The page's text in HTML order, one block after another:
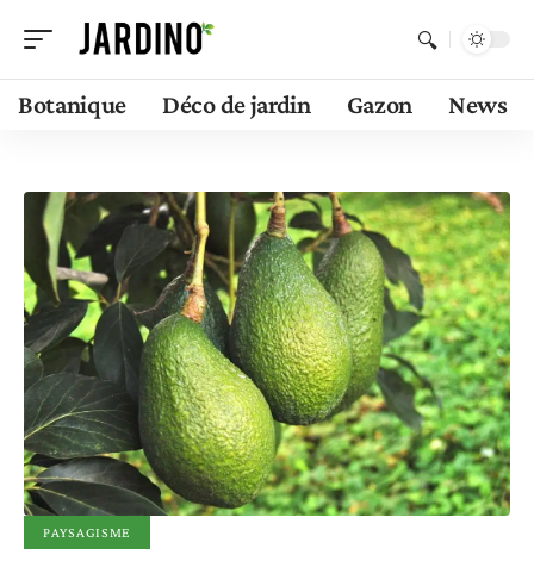
Botanique Déco de jardin Gazon News
PAYSAGISME